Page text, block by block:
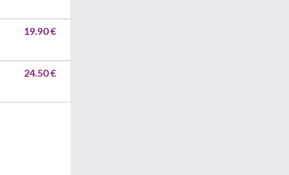
19.90 €
24.50 €